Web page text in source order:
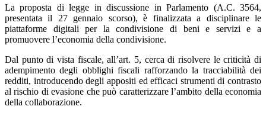
La proposta di legge in discussione in Parlamento (A.C. 3564,
presentata il 27 gennaio scorso), è finalizzata a disciplinare le
piattaforme digitali per la condivisione di beni e servizi e a
promuovere l’economia della condivisione.
Dal punto di vista fiscale, all’art. 5, cerca di risolvere le criticità di
adempimento degli obblighi fiscali rafforzando la tracciabilità dei
redditi, introducendo degli appositi ed efficaci strumenti di contrasto
al rischio di evasione che può caratterizzare l’ambito della economia
della collaborazione.